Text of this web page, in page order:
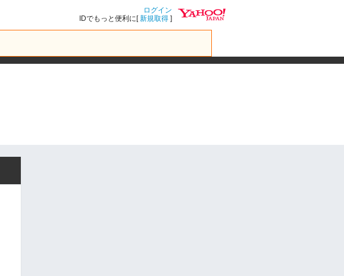
ログイン
IDでもっと便利に[新規取得 ]